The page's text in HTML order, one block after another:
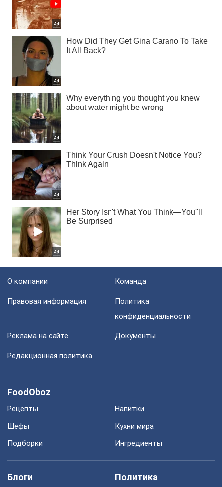
О компании Команда
Правовая информация
Политика
конфиденциальности
Реклама на сайте Документы
Редакционная политика
FoodOboz
Рецепты
Напитки
Шефы
Кухни мира
Подборки
Ингредиенты
Блоги Политика